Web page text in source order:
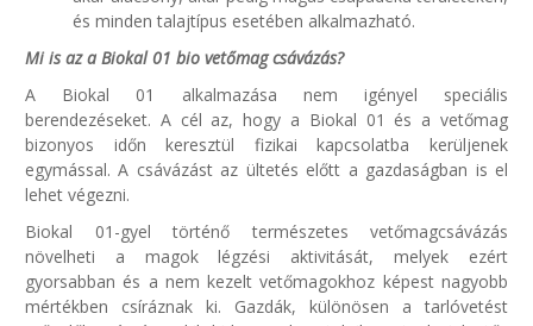
és minden talajtípus esetében alkalmazható.
Mi is az a Biokal 01 bio vetőmag csávázás?
A Biokal 01 alkalmazása nem igényel speciális
berendezéseket. A cél az, hogy a Biokal 01 és a vetőmag
bizonyos időn keresztül fizikai kapcsolatba kerüljenek
egymással. A csávázást az ültetés előtt a gazdaságban is el
lehet végezni.
Biokal 01-gyel történő természetes vetőmagcsávázás
növelheti a magok légzési aktivitását, melyek ezért
gyorsabban és a nem kezelt vetőmagokhoz képest nagyobb
mértékben csíráznak ki. Gazdák, különösen a tarlóvetést